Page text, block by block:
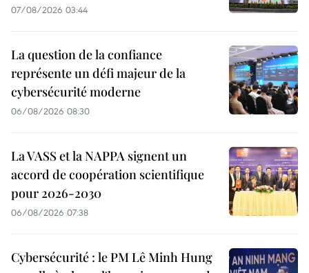
07/08/2026 03:44
La question de la confiance
représente un défi majeur de la
cybersécurité moderne
06/08/2026 08:30
La VASS et la NAPPA signent un
accord de coopération scientifique
pour 2026-2030
06/08/2026 07:38
Cybersécurité : le PM Lê Minh Hung